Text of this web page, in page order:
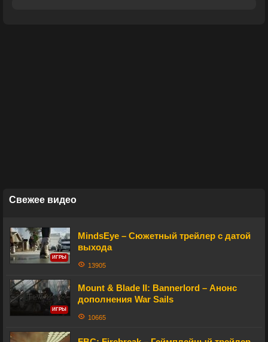
Свежее видео
ИГРЫ
MindsEye – Сюжетный трейлер с датой
выхода
13905
ИГРЫ
Mount & Blade II: Bannerlord – Анонс
дополнения War Sails
10665